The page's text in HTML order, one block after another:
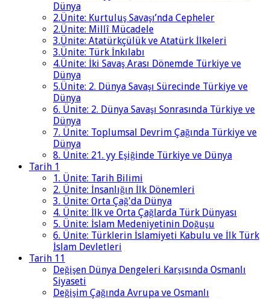
Dünya
2.Ünite: Kurtuluş Savaşı’nda Cepheler
2.Ünite: Millî Mücadele
3.Ünite: Atatürkçülük ve Atatürk İlkeleri
3.Ünite: Türk İnkılabı
4.Ünite: İki Savaş Arası Dönemde Türkiye ve
Dünya
5.Ünite: 2. Dünya Savaşı Sürecinde Türkiye ve
Dünya
6. Ünite: 2. Dünya Savaşı Sonrasında Türkiye ve
Dünya
7. Ünite: Toplumsal Devrim Çağında Türkiye ve
Dünya
8. Ünite: 21. yy Eşiğinde Türkiye ve Dünya
Tarih 1
1. Ünite: Tarih Bilimi
2. Ünite: İnsanlığın İlk Dönemleri
3. Ünite: Orta Çağ'da Dünya
4. Ünite: İlk ve Orta Çağlarda Türk Dünyası
5. Ünite: İslam Medeniyetinin Doğuşu
6. Ünite: Türklerin İslamiyeti Kabulu ve İlk Türk
İslam Devletleri
Tarih 11
Değişen Dünya Dengeleri Karşısında Osmanlı
Siyaseti
Değişim Çağında Avrupa ve Osmanlı